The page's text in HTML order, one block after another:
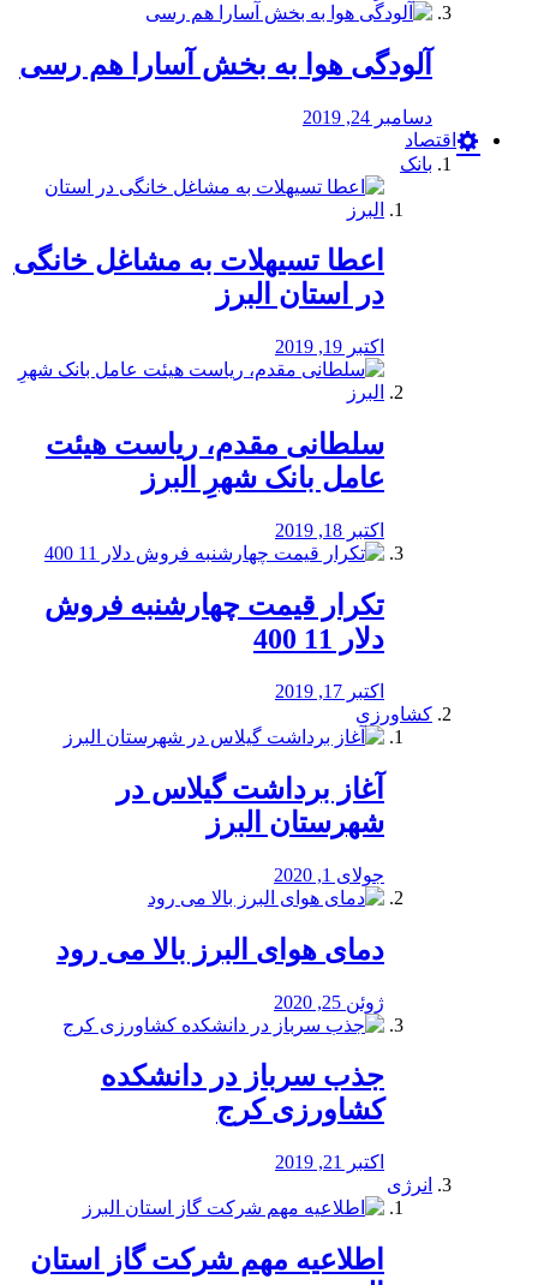
آلودگی هوا به بخش آسارا هم رسی
دسامبر 24, 2019
اقتصاد
بانک
️اعطا تسیهلات به مشاغل خانگی
در استان البرز
اکتبر 19, 2019
سلطانی مقدم، ریاست هیئت
عامل بانک شهرِ البرز
اکتبر 18, 2019
تکرار قیمت چهارشنبه فروش
دلار 11 400
اکتبر 17, 2019
کشاورزی
آغاز برداشت گیلاس در
شهرستان البرز
جولای 1, 2020
دمای هوای البرز بالا می رود
ژوئن 25, 2020
جذب سرباز در دانشکده
کشاورزی کرج
اکتبر 21, 2019
انرژی
️اطلاعیه مهم شرکت گاز استان